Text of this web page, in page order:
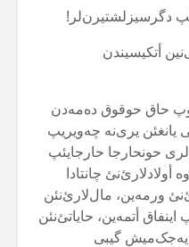
دگرسیزلشتیرن‌لر!
أتکیسیندن
حاق حوقوق دەمەدن
یانغئن یری‌نە چەویریپ
حونحارجا حارجایئپ
چانتادا
ورمەین، مال‌لارئ‌نئن
أتمەین، حایاتئ‌نئن
گیبی